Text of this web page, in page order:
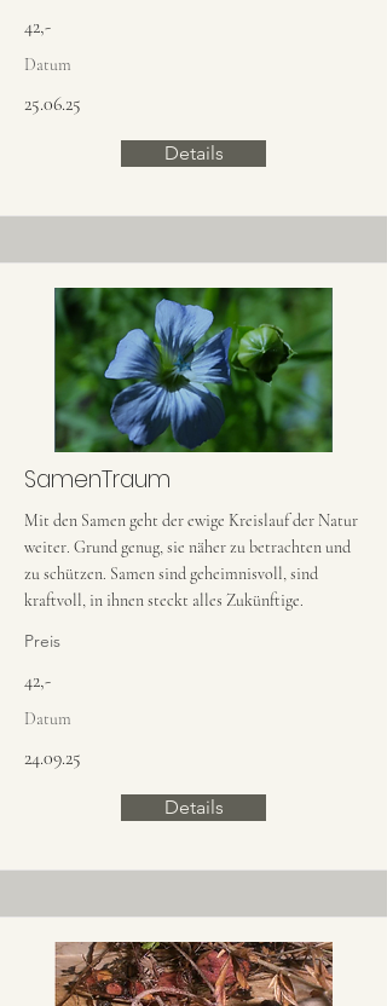
42,-
Datum
25.06.25
Details
SamenTraum
Mit den Samen geht der ewige Kreislauf der Natur
weiter. Grund genug, sie näher zu betrachten und
zu schützen. Samen sind geheimnisvoll, sind
kraftvoll, in ihnen steckt alles Zukünftige.
Preis
42,-
Datum
24.09.25
Details